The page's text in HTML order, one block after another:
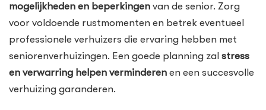
mogelijkheden en beperkingen van de senior. Zorg
voor voldoende rustmomenten en betrek eventueel
professionele verhuizers die ervaring hebben met
seniorenverhuizingen. Een goede planning zal stress
en verwarring helpen verminderen en een succesvolle
verhuizing garanderen.